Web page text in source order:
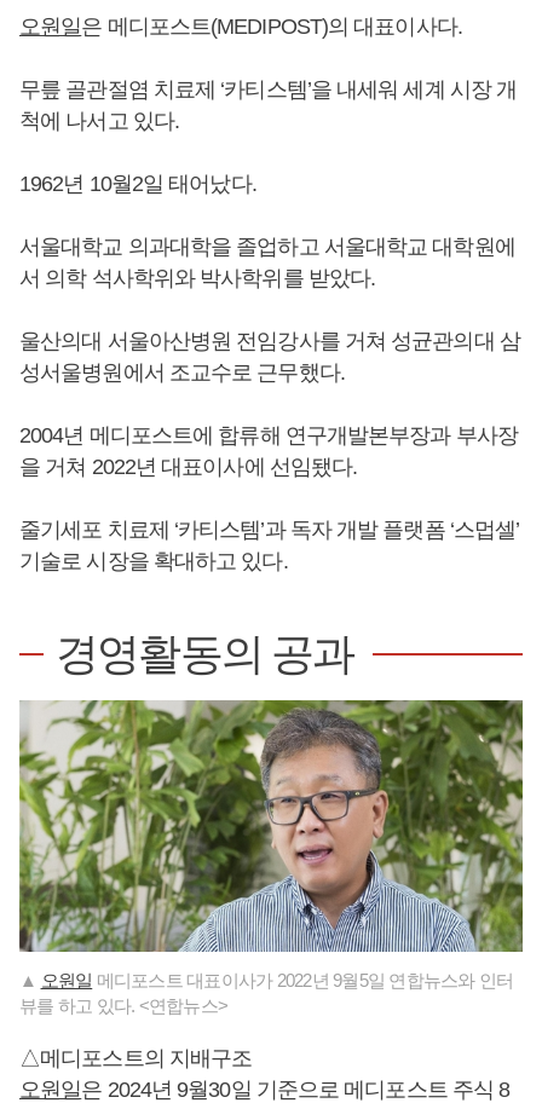
오원일은 메디포스트(MEDIPOST)의 대표이사다.
무릎 골관절염 치료제 ‘카티스템’을 내세워 세계 시장 개
척에 나서고 있다.
1962년 10월2일 태어났다.
서울대학교 의과대학을 졸업하고 서울대학교 대학원에
서 의학 석사학위와 박사학위를 받았다.
울산의대 서울아산병원 전임강사를 거쳐 성균관의대 삼
성서울병원에서 조교수로 근무했다.
2004년 메디포스트에 합류해 연구개발본부장과 부사장
을 거쳐 2022년 대표이사에 선임됐다.
줄기세포 치료제 ‘카티스템’과 독자 개발 플랫폼 ‘스멉셀’
기술로 시장을 확대하고 있다.
경영활동의 공과
▲ 오원일 메디포스트 대표이사가 2022년 9월5일 연합뉴스와 인터
뷰를 하고 있다. <연합뉴스>
△메디포스트의 지배구조
오원일은 2024년 9월30일 기준으로 메디포스트 주식 8